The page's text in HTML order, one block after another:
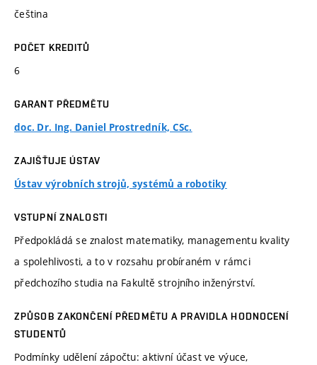
čeština
POČET KREDITŮ
6
GARANT PŘEDMĚTU
doc. Dr. Ing. Daniel Prostredník, CSc.
ZAJIŠŤUJE ÚSTAV
Ústav výrobních strojů, systémů a robotiky
VSTUPNÍ ZNALOSTI
Předpokládá se znalost matematiky, managementu kvality
a spolehlivosti, a to v rozsahu probíraném v rámci
předchozího studia na Fakultě strojního inženýrství.
ZPŮSOB ZAKONČENÍ PŘEDMĚTU A PRAVIDLA HODNOCENÍ
STUDENTŮ
Podmínky udělení zápočtu: aktivní účast ve výuce,